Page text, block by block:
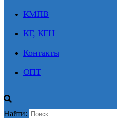
КМПВ
КГ, КГН
Контакты
ОПТ
Найти: